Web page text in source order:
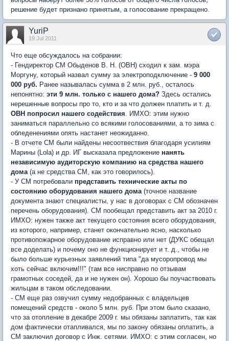
решение будет признано принятым, а голосование прекращено.
YuriP
19 Jul 2011
Что еще обсуждалось на собрании:
- Гендиректор СМ Обыденов В. Н. (ОВН) сходил к зам. мэра
Моргуну, который назвал сумму за электроподключение - 9 000
000 руб. Ранее называлась сумма в 2 млн. руб., осталось
непонятно: эти 9 млн. только с нашего дома? Здесь остались
нерешенные вопросы про то, кто и за что должен платить и т. д.
ОВН попросил нашего содействия . ИМХО: этим нужно
заниматься параллельно со всякими голосованиями, а то зима с
обледенениями опять настанет неожиданно.
- В отчете СМ были найдены несоотвествия благодаря усилиям
Марины (Lola) и др. ИГ высказала предложение нанять
независимую аудиторскую компанию на средства нашего
дома (а не средства СМ, как это говорилось).
- У СМ потребовали представить технические акты по
состоянию оборудования нашего дома (точное название
документа знают специалисты, у нас в договорах с СМ обозначен
перечень оборудования). СМ пообещал представить акт за 2010 г.
ИМХО: нужен также акт текущего состояния всего оборудования,
из которого, например, станет окончательно ясно, насколько
противопожарное оборудование исправно или нет (ДУКС обещал
все доделать) и почему оно не функционирует и т. д., чтобы не
было больше курьезных заявлений типа "да мусоропровод мы
хоть сейчас включим!!!" (там все нисправно по отзывам
грамотных соседей, да и не нужен он). Хорошо бы поучаствовать
жильцам в таком обследовании.
- СМ еще раз озвучил сумму недобранных с владельцев
помещений средств - около 5 млн. руб. При этом было сказано,
что за отопление в декабре 2009 г. мы обязаны заплатить, так как
дом фактически отапливался, мы по закону обязаны оплатить, а
СМ заключил договор с Инж. сетями. ИМХО: с этим согласен, но